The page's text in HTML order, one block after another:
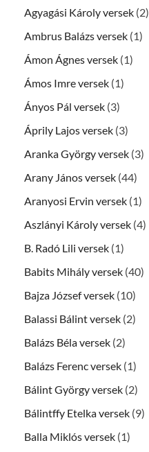
Agyagási Károly versek (2)
Ambrus Balázs versek (1)
Ámon Ágnes versek (1)
Ámos Imre versek (1)
Ányos Pál versek (3)
Áprily Lajos versek (3)
Aranka György versek (3)
Arany János versek (44)
Aranyosi Ervin versek (1)
Aszlányi Károly versek (4)
B. Radó Lili versek (1)
Babits Mihály versek (40)
Bajza József versek (10)
Balassi Bálint versek (2)
Balázs Béla versek (2)
Balázs Ferenc versek (1)
Bálint György versek (2)
Bálintffy Etelka versek (9)
Balla Miklós versek (1)